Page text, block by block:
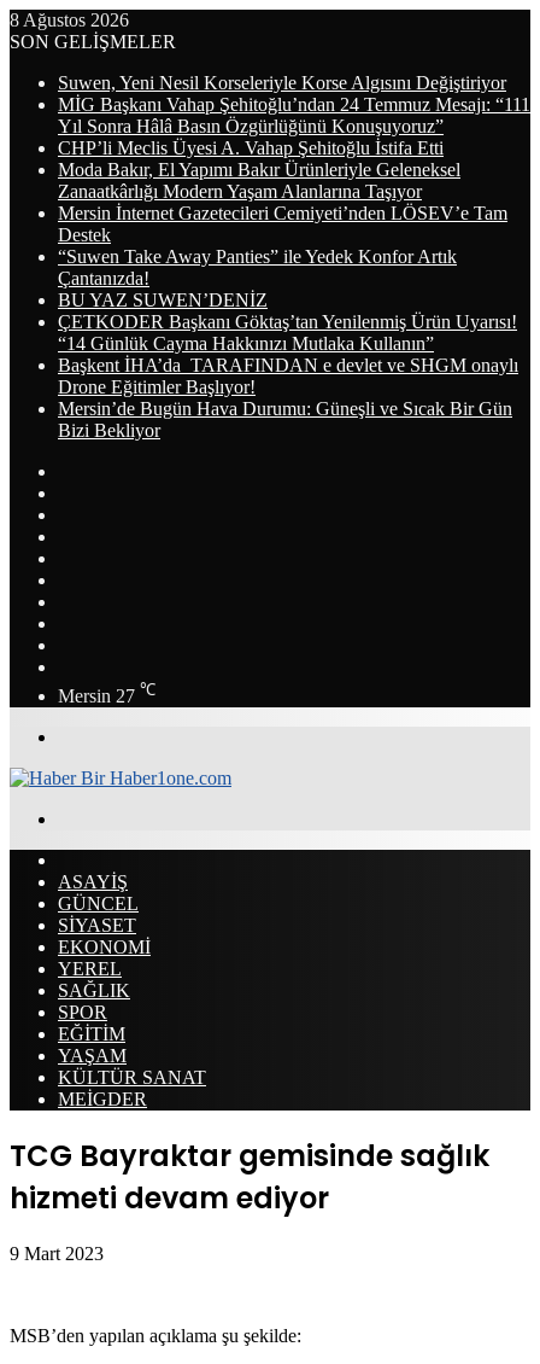
8 Ağustos 2026
SON GELİŞMELER
Suwen, Yeni Nesil Korseleriyle Korse Algısını Değiştiriyor
MİG Başkanı Vahap Şehitoğlu’ndan 24 Temmuz Mesajı: “111
Yıl Sonra Hâlâ Basın Özgürlüğünü Konuşuyoruz”
CHP’li Meclis Üyesi A. Vahap Şehitoğlu İstifa Etti
Moda Bakır, El Yapımı Bakır Ürünleriyle Geleneksel
Zanaatkârlığı Modern Yaşam Alanlarına Taşıyor
Mersin İnternet Gazetecileri Cemiyeti’nden LÖSEV’e Tam
Destek
“Suwen Take Away Panties” ile Yedek Konfor Artık
Çantanızda!
BU YAZ SUWEN’DENİZ
ÇETKODER Başkanı Göktaş’tan Yenilenmiş Ürün Uyarısı!
“14 Günlük Cayma Hakkınızı Mutlaka Kullanın”
Başkent İHA’da TARAFINDAN e devlet ve SHGM onaylı
Drone Eğitimler Başlıyor!
Mersin’de Bugün Hava Durumu: Güneşli ve Sıcak Bir Gün
Bizi Bekliyor
Mersin 27 ℃
ASAYİŞ
GÜNCEL
SİYASET
EKONOMİ
YEREL
SAĞLIK
SPOR
EĞİTİM
YAŞAM
KÜLTÜR SANAT
MEİGDER
TCG Bayraktar gemisinde sağlık
hizmeti devam ediyor
9 Mart 2023
MSB’den yapılan açıklama şu şekilde: